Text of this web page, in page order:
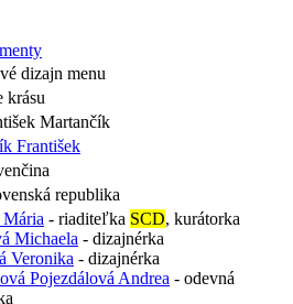
dizajn menu
krásu
Martančík
František
republika
- riaditeľka SCD, kurátorka
Michaela - dizajnérka
Veronika - dizajnérka
Pojezdálová Andrea - odevná